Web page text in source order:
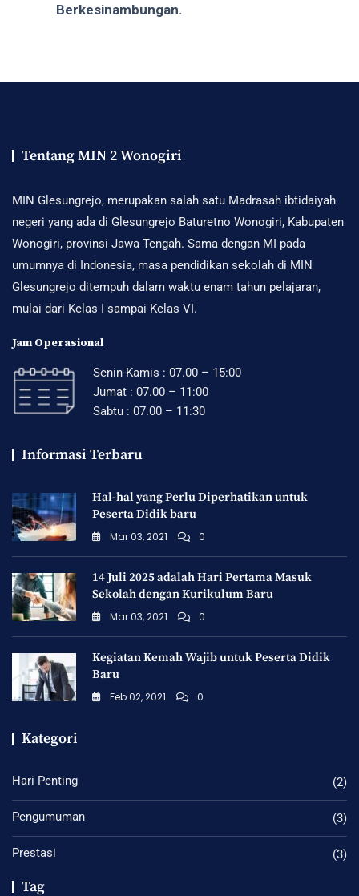
Berkesinambungan.
Tentang MIN 2 Wonogiri
MIN Glesungrejo, merupakan salah satu Madrasah ibtidaiyah
negeri yang ada di Glesungrejo Baturetno Wonogiri, Kabupaten
Wonogiri, provinsi Jawa Tengah. Sama dengan MI pada
umumnya di Indonesia, masa pendidikan sekolah di MIN
Glesungrejo ditempuh dalam waktu enam tahun pelajaran,
mulai dari Kelas I sampai Kelas VI.
Jam Operasional
Senin-Kamis : 07.00 – 15:00
Jumat : 07.00 – 11:00
Sabtu : 07.00 – 11:30
Informasi Terbaru
Hal-hal yang Perlu Diperhatikan untuk
Peserta Didik baru
Mar 03, 2021 0
14 Juli 2025 adalah Hari Pertama Masuk
Sekolah dengan Kurikulum Baru
Mar 03, 2021 0
Kegiatan Kemah Wajib untuk Peserta Didik
Baru
Feb 02, 2021 0
Kategori
Hari Penting (2)
Pengumuman (3)
Prestasi (3)
Tag